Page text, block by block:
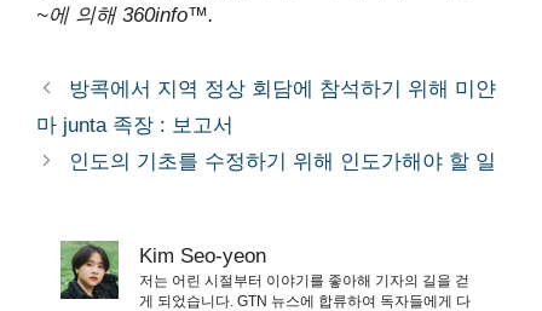
~에 의해 360info™.
방콕에서 지역 정상 회담에 참석하기 위해 미얀
마 junta 족장 : 보고서
인도의 기초를 수정하기 위해 인도가해야 할 일
Kim Seo-yeon
저는 어린 시절부터 이야기를 좋아해 기자의 길을 걷
게 되었습니다. GTN 뉴스에 합류하여 독자들에게 다